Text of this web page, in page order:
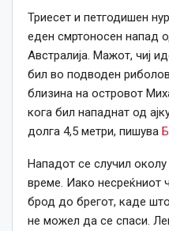
Триесет и петгодишен
еден смртоносен напад
Австралија. Мажот, чиј
бил во подводен
близина на островот
кога бил нападнат од
долга 4,5 метри, пишува
Нападот се случил
време. Иако несреќниот
брод до брегот, каде
не можел да се спаси.